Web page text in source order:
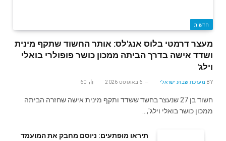
חדשות
מעצר דרמטי בלוס אנג'לס: אותר החשוד שתקף מינית
ושדד אישה בדרך הביתה ממכון כושר פופולרי בואלי
וילג'
BY מערכת שבוע ישראלי 6 באוגוסט 2026 60
חשוד בן 27 שנעצר בחשד ששדד ותקף מינית אישה שחזרה הביתה
ממכון כושר בואלי וילג',…
תיראו מופתעים: ניוסם מחבק את המועמד